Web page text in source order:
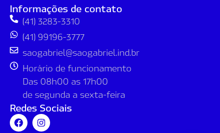
Informações de contato
(41) 3283-3310
(41) 99196-3777
saogabriel@saogabriel.ind.br
Horário de funcionamento
Das 08h00 as 17h00
de segunda a sexta-feira
Redes Sociais